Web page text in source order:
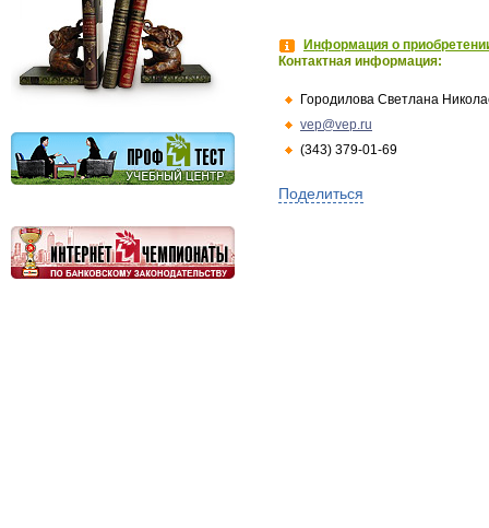
Информация о
Контактная информация:
Городилова Светлана
vep@vep.ru
(343) 379-01-69
Поделиться